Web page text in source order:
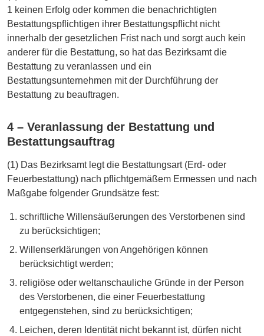
1 keinen Erfolg oder kommen die benachrichtigten
Bestattungspflichtigen ihrer Bestattungspflicht nicht
innerhalb der gesetzlichen Frist nach und sorgt auch kein
anderer für die Bestattung, so hat das Bezirksamt die
Bestattung zu veranlassen und ein
Bestattungsunternehmen mit der Durchführung der
Bestattung zu beauftragen.
4 – Veranlassung der Bestattung und
Bestattungsauftrag
(1) Das Bezirksamt legt die Bestattungsart (Erd- oder
Feuerbestattung) nach pflichtgemäßem Ermessen und nach
Maßgabe folgender Grundsätze fest:
schriftliche Willensäußerungen des Verstorbenen sind
zu berücksichtigen;
Willenserklärungen von Angehörigen können
berücksichtigt werden;
religiöse oder weltanschauliche Gründe in der Person
des Verstorbenen, die einer Feuerbestattung
entgegenstehen, sind zu berücksichtigen;
Leichen, deren Identität nicht bekannt ist, dürfen nicht